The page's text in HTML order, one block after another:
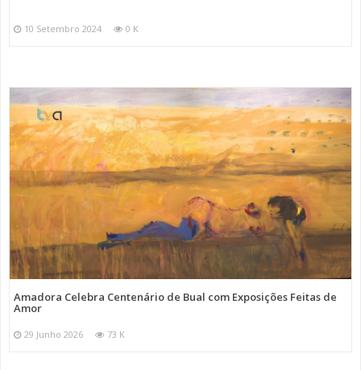
10 Setembro 2024 0 K
Amadora Celebra Centenário de Bual com Exposições Feitas de
Amor
29 Junho 2026 73 K